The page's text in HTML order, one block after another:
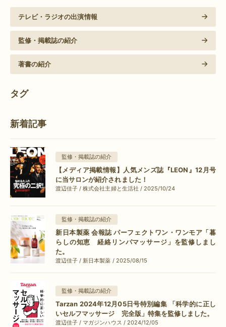
テレビ・ラジオの出演情報
監修・掲載誌の紹介
著書の紹介
タグ
新着記事
監修・掲載誌の紹介
【メディア掲載情報】人気メンズ誌『LEON』12月号
に当サロンが紹介されました！
渡辺佳子 / 株式会社主婦と生活社 / 2025/10/24
監修・掲載誌の紹介
新日本製薬 会報誌 パーフェクトワン・ワンモア「暮
らしの知恵 経絡リンパマッサージ」を監修しまし
た。
渡辺佳子 / 新日本製薬 / 2025/08/15
監修・掲載誌の紹介
Tarzan 2024年12月05日号特別編集 「科学的に正し
いセルフマッサージ 完全版」特集を監修しました。
渡辺佳子 / マガジンハウス / 2024/12/05